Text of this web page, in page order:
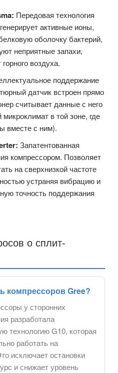
Передовая технология
активные ионы,
оболочку бактерий,
неприятные запахи,
воздуха.
поддержание
датчик встроен прямо
считывает данные с него
в той зоне, где
вместе с ним).
Запатентованная
компрессором. Позволяет
на сверхнизкой частоте
устраняя вибрацию и
точность поддержания
о сплит-
компрессоров Gree?
у сторонних
разработала
технологию G10, которая
работать на
исключает остановки
и снижает уровень